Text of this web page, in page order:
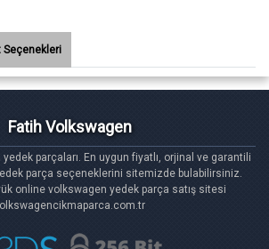
Seçenekleri
Fatih Volkswagen
parçaları. En uygun fiyatlı, orjinal ve garantili
parça seçeneklerini sitemizde bulabilirsiniz.
online volkswagen yedek parça satış sitesi